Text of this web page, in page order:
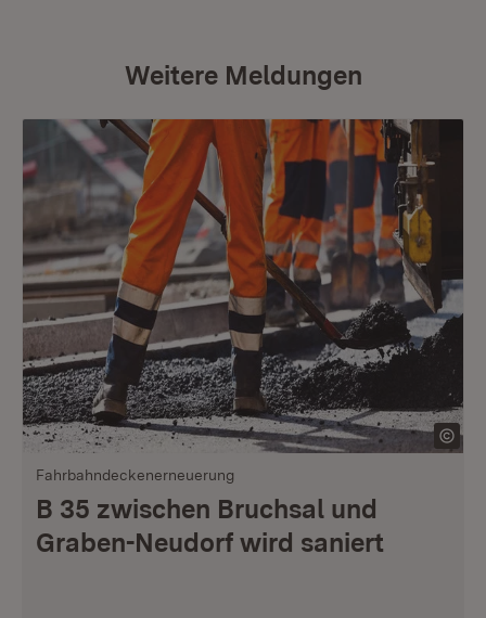
Weitere Meldungen
Fahrbahndeckenerneuerung
B 35 zwischen Bruchsal und
Graben-Neudorf wird saniert